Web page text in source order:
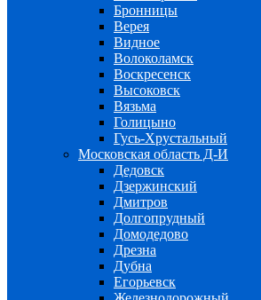
Бронницы
Верея
Видное
Волоколамск
Воскресенск
Высоковск
Вязьма
Голицыно
Гусь-Хрустальный
Московская область Д-И
Дедовск
Дзержинский
Дмитров
Долгопрудный
Домодедово
Дрезна
Дубна
Егорьевск